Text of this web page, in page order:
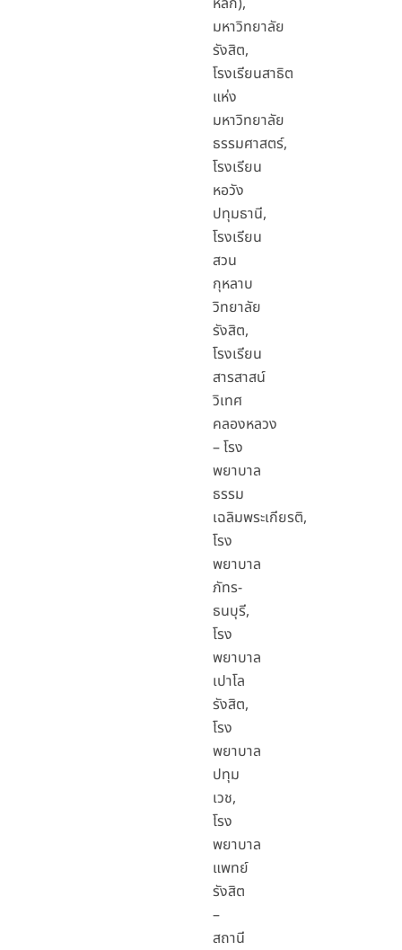
มหาวิทยาลัย
รังสิต,
โรงเรียนสาธิต
แห่ง
มหาวิทยาลัย
ธรรมศาสตร์,
โรงเรียน
หอวัง
ปทุมธานี,
โรงเรียน
สวน
กุหลาบ
วิทยาลัย
รังสิต,
โรงเรียน
สารสาสน์
วิเทศ
คลองหลวง
– โรง
พยาบาล
ธรรม
เฉลิมพระเกียรติ,
โรง
พยาบาล
ภัทร-
ธนบุรี,
โรง
พยาบาล
เปาโล
รังสิต,
โรง
พยาบาล
ปทุม
เวช,
โรง
พยาบาล
แพทย์
รังสิต
–
สถานี